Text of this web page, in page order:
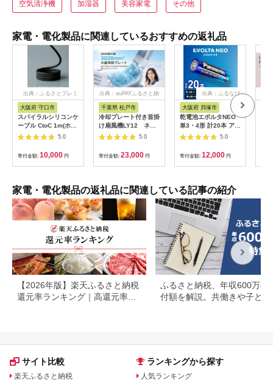
空気清浄機 加湿器 美容家電 その他
家電・電化製品に関連しているおすすめの返礼品
出典：ふるさとプレミ
大阪府 守口市
スパイラルシリコンケ
ーブル CtoC 1m(ホワ
イト) [2558]
5.0
寄付金額: 10,000 円
出典：auPAYふるさと納
千葉県 松戸市
冷却プレート付き首掛
け扇風機LY12 ネイ
ビー
5.0
寄付金額: 23,000 円
出典：ふるなび
大阪府 貝塚市
乾電池エボルタNEO
単3・4形 計20本 アル
カリ乾電池 パナソニ
5.0
寄付金額: 12,000 円
家電・電化製品の返礼品に関連している記事の紹介
【2026年版】楽天ふるさと納税
還元率ランキング｜高還元率返
ふるさと納税、年収600万の
付額を解説。共働きや子ども
サイト比較
楽天ふるさと納税
ランキングから探す
人気ランキング